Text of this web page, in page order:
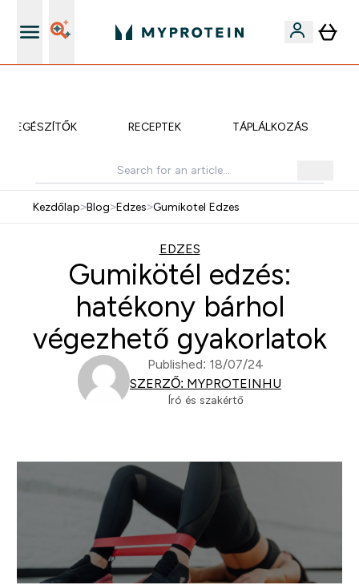
KIEGÉSZÍTŐK RECEPTEK TÁPLÁLKOZÁS
Kezdőlap>Blog>Edzes>Gumikotel Edzes
EDZES
Gumikötél edzés:
hatékony bárhol
végezhető gyakorlatok
Published: 18/07/24
SZERZŐ: MYPROTEINHU
Író és szakértő